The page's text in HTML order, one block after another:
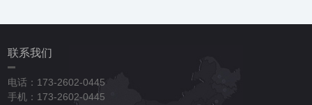
联系我们
电话：173-2602-0445
手机：173-2602-0445